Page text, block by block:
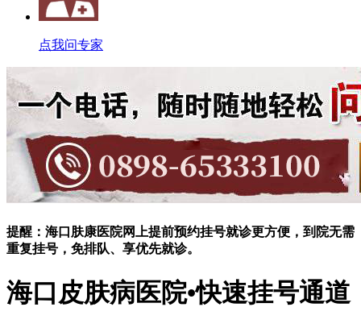
点我问专家
提醒：海口肤康医院网上提前预约挂号就诊更方便，到院无需
重复挂号，免排队、享优先就诊。
海口皮肤病医院•快速挂号通道